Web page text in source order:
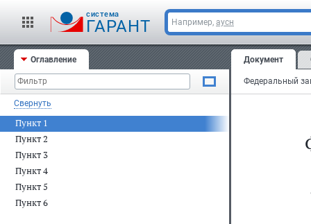
cистема
ГАРАНТ Например, аусн
Оглавление
Свернуть
Пункт 1
Пункт 2
Пункт 3
Пункт 4
Пункт 5
Пункт 6
Документ